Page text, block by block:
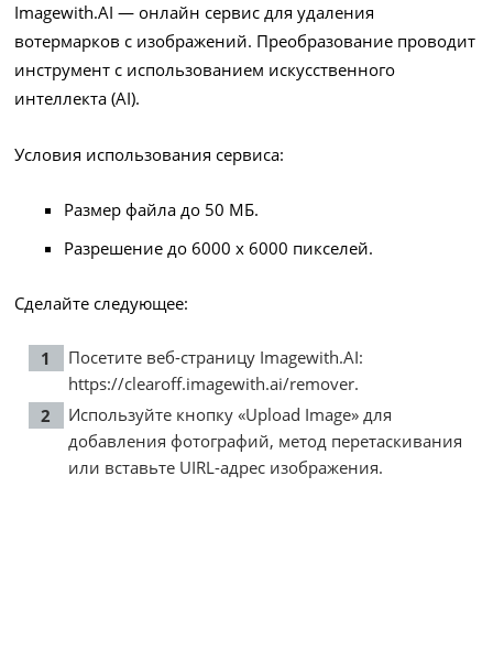
Imagewith.AI — онлайн сервис для удаления
вотермарков с изображений. Преобразование проводит
инструмент с использованием искусственного
интеллекта (AI).
Условия использования сервиса:
Размер файла до 50 МБ.
Разрешение до 6000 х 6000 пикселей.
Сделайте следующее:
Посетите веб-страницу Imagewith.AI:
https://clearoff.imagewith.ai/remover.
Используйте кнопку «Upload Image» для
добавления фотографий, метод перетаскивания
или вставьте UIRL-адрес изображения.